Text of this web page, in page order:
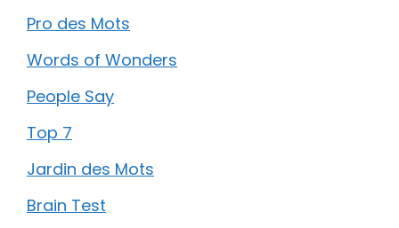
Pro des Mots
Words of Wonders
People Say
Top 7
Jardin des Mots
Brain Test